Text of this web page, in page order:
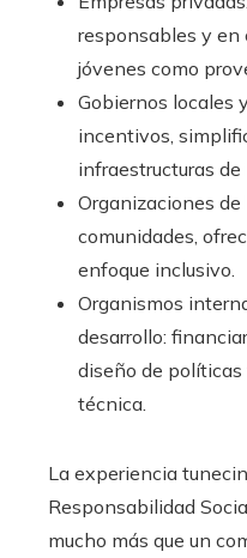
responsables y en
jóvenes como
Gobiernos locales
incentivos,
infraestructuras
Organizaciones
comunidades,
enfoque inclusivo.
Organismos
desarrollo:
diseño de
técnica.
La experiencia
Responsabilidad
mucho más que un